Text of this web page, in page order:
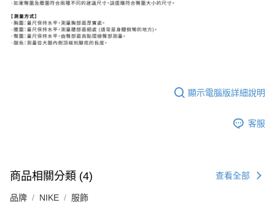
顯示電腦版詳細說明
客服
商品相關分類 (4) 查看全部
品牌 NIKE 服飾